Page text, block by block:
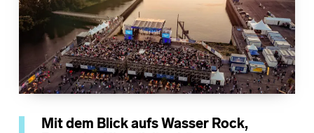
Mit dem Blick aufs Wasser Rock,